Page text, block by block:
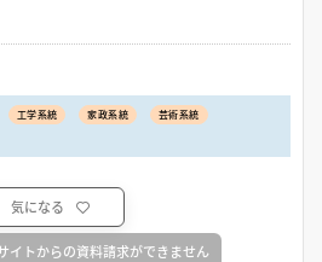
工学系統 家政系統
芸術系統
気になる
イトからの資料請求ができません